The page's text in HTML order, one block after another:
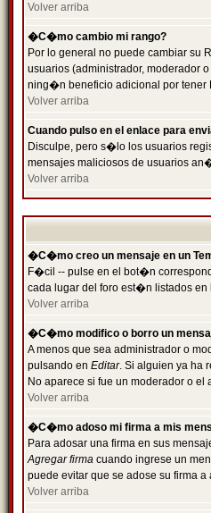
Volver arriba
�C�mo cambio mi rango?
Por lo general no puede cambiar su
usuarios (administrador, moderador
ning�n beneficio adicional por tener
Volver arriba
Cuando pulso en el enlace para
Disculpe, pero s�lo los usuarios
mensajes maliciosos de usuarios
Volver arriba
�C�mo creo un mensaje en un
F�cil -- pulse en el bot�n
cada lugar del foro est�n listados
Volver arriba
�C�mo modifico o borro un
A menos que sea administrador o
pulsando en Editar. Si alguien ya ha
No aparece si fue un moderador o
Volver arriba
�C�mo adoso mi firma a mis
Para adosar una firma en sus
Agregar firma cuando ingrese un
puede evitar que se adose su firma
Volver arriba